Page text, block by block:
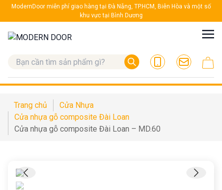
ModernDoor miễn phí giao hàng tại Đà Nẵng, TP.HCM, Biên Hòa và một số
khu vực tại Bình Dương
Trang chủ
Cửa Nhựa
Cửa nhựa gỗ composite Đài Loan
Cửa nhựa gỗ composite Đài Loan – MD.60